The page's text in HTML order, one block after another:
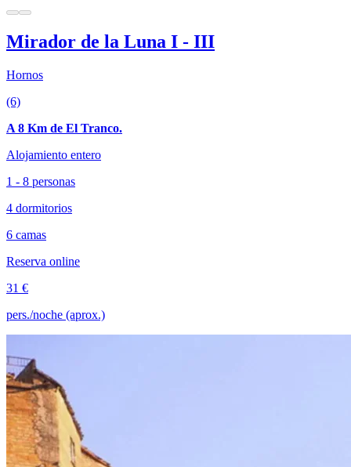
Mirador de la Luna I - III
Hornos
(6)
A 8 Km de El Tranco.
Alojamiento entero
1 - 8 personas
4 dormitorios
6 camas
Reserva online
31 €
pers./noche (aprox.)